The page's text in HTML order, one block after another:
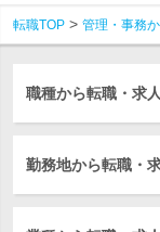
転職TOP 管理・事務
職種から転職・求
勤務地から転職・